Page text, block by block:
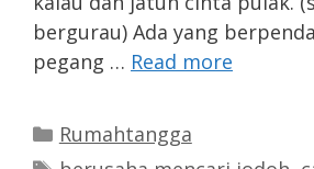
bergurau) Ada yang
pegang … Read more
Categories
Rumahtangga